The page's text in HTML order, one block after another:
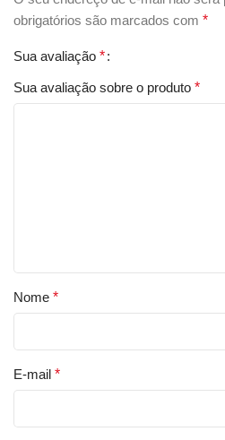
obrigatórios são marcados com *
Sua avaliação *
Sua avaliação sobre o produto *
Nome *
E-mail *